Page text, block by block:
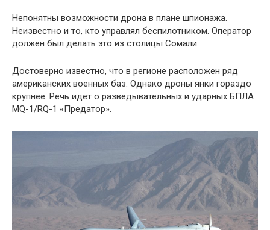
Непонятны возможности дрона в плане шпионажа.
Неизвестно и то, кто управлял беспилотником. Оператор
должен был делать это из столицы Сомали.
Достоверно известно, что в регионе расположен ряд
американских военных баз. Однако дроны янки гораздо
крупнее. Речь идет о разведывательных и ударных БПЛА
MQ-1/RQ-1 «Предатор».